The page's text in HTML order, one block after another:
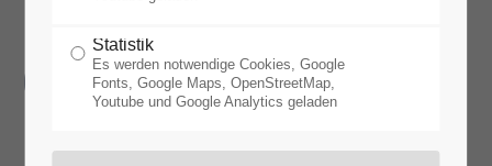
ausfallen, bitte
erkundigen Sie sich
kurzfristig)
Statistik
Es werden notwendige Cookies, Google
Fonts, Google Maps, OpenStreetMap,
Youtube und Google Analytics geladen